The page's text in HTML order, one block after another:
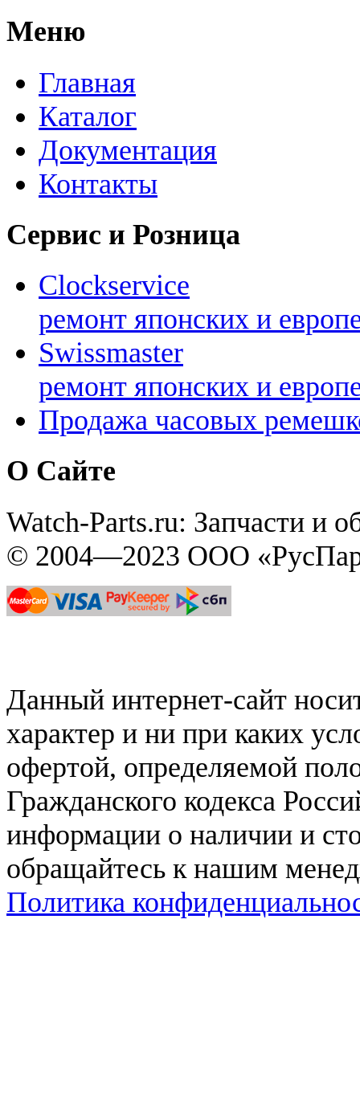
Меню
Главная
Каталог
Документация
Контакты
Сервис и Розница
Clockservice
ремонт японских и
Swissmaster
ремонт японских и
Продажа часовых
О Сайте
Watch-Parts.ru: Запчасти и
© 2004—2023 ООО
Данный интернет-сайт
характер и ни при каких
офертой, определяемой
Гражданского кодекса
информации о наличии и
обращайтесь к нашим
Политика